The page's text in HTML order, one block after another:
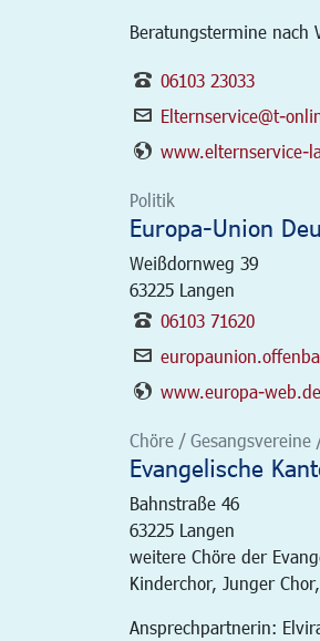
Beratungstermine nach
06103 23033
Elternservice@t-
www.elternservice-
Politik
Europa-Union
Weißdornweg 39
63225 Langen
06103 71620
www.europa-web.de
Chöre /
Evangelische
Bahnstraße 46
63225 Langen
weitere Chöre der
Kinderchor, Junger
Ansprechpartnerin: